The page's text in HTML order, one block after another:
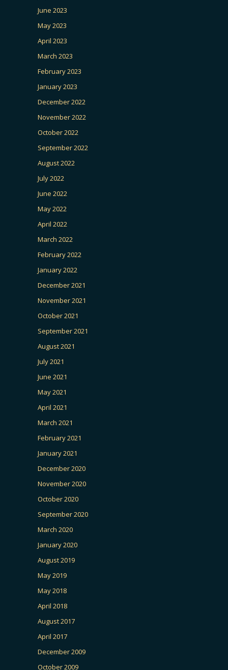
June 2023
May 2023
April 2023
March 2023
February 2023
January 2023
December 2022
November 2022
October 2022
September 2022
August 2022
July 2022
June 2022
May 2022
April 2022
March 2022
February 2022
January 2022
December 2021
November 2021
October 2021
September 2021
August 2021
July 2021
June 2021
May 2021
April 2021
March 2021
February 2021
January 2021
December 2020
November 2020
October 2020
September 2020
March 2020
January 2020
August 2019
May 2019
May 2018
April 2018
August 2017
April 2017
December 2009
October 2009